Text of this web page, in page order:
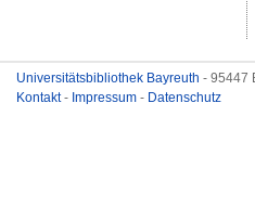
Universitätsbibliothek Bayreuth - 95447
Kontakt- Impressum - Datenschutz